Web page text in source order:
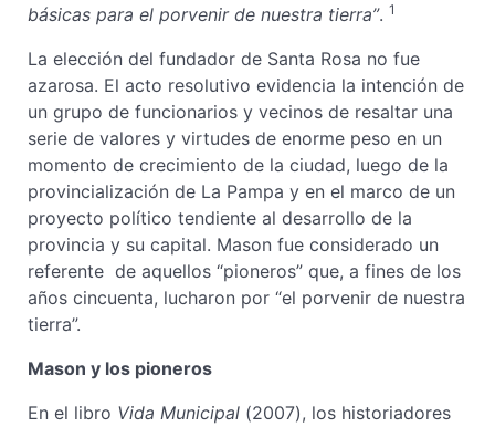
básicas para el porvenir de nuestra tierra”. 1
La elección del fundador de Santa Rosa no fue
azarosa. El acto resolutivo evidencia la intención de
un grupo de funcionarios y vecinos de resaltar una
serie de valores y virtudes de enorme peso en un
momento de crecimiento de la ciudad, luego de la
provincialización de La Pampa y en el marco de un
proyecto político tendiente al desarrollo de la
provincia y su capital. Mason fue considerado un
referente de aquellos “pioneros” que, a fines de los
años cincuenta, lucharon por “el porvenir de nuestra
tierra”.
Mason y los pioneros
En el libro Vida Municipal (2007), los historiadores